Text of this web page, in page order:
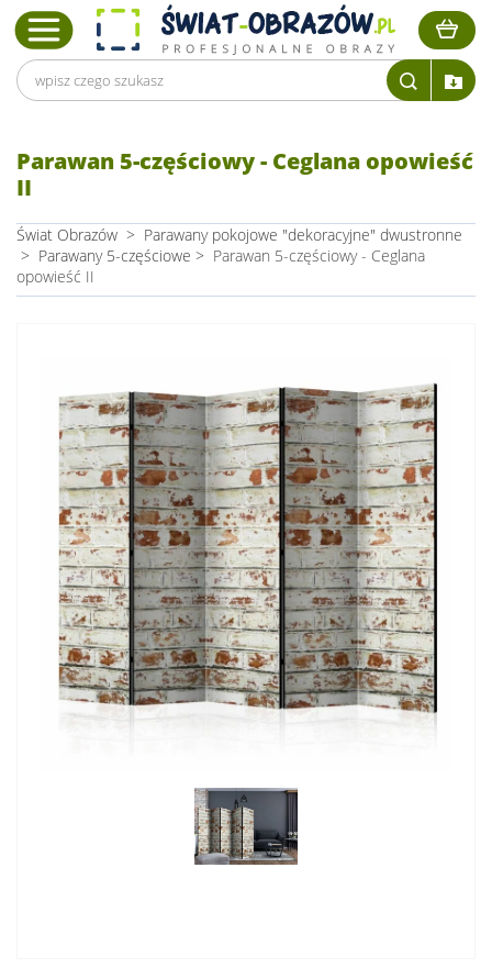
Parawan 5-częściowy - Ceglana opowieść
II
Świat Obrazów > Parawany pokojowe "dekoracyjne" dwustronne
> Parawany 5-częściowe > Parawan 5-częściowy - Ceglana
opowieść II